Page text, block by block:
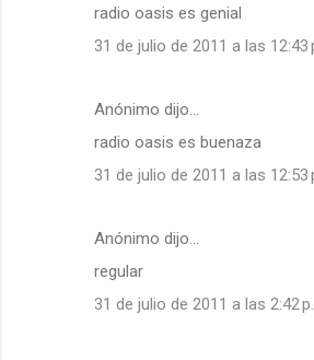
radio oasis es genial
31 de julio de 2011 a las 12:43
Anónimo dijo…
radio oasis es buenaza
31 de julio de 2011 a las 12:53
Anónimo dijo…
regular
31 de julio de 2011 a las 2:42